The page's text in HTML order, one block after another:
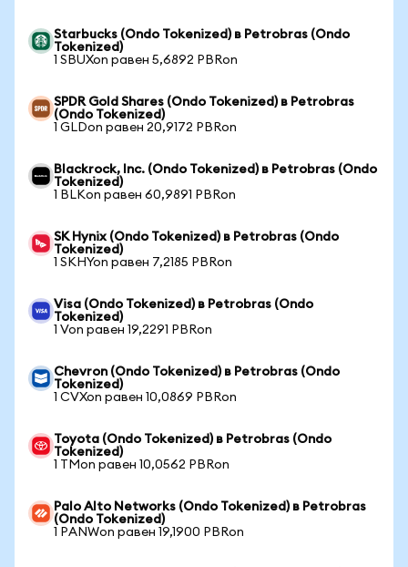
Starbucks (Ondo Tokenized) в Petrobras (Ondo
Tokenized)
1 SBUXon равен 5,6892 PBRon
SPDR Gold Shares (Ondo Tokenized) в Petrobras
(Ondo Tokenized)
1 GLDon равен 20,9172 PBRon
Blackrock, Inc. (Ondo Tokenized) в Petrobras (Ondo
Tokenized)
1 BLKon равен 60,9891 PBRon
SK Hynix (Ondo Tokenized) в Petrobras (Ondo
Tokenized)
1 SKHYon равен 7,2185 PBRon
Visa (Ondo Tokenized) в Petrobras (Ondo
Tokenized)
1 Von равен 19,2291 PBRon
Chevron (Ondo Tokenized) в Petrobras (Ondo
Tokenized)
1 CVXon равен 10,0869 PBRon
Toyota (Ondo Tokenized) в Petrobras (Ondo
Tokenized)
1 TMon равен 10,0562 PBRon
Palo Alto Networks (Ondo Tokenized) в Petrobras
(Ondo Tokenized)
1 PANWon равен 19,1900 PBRon